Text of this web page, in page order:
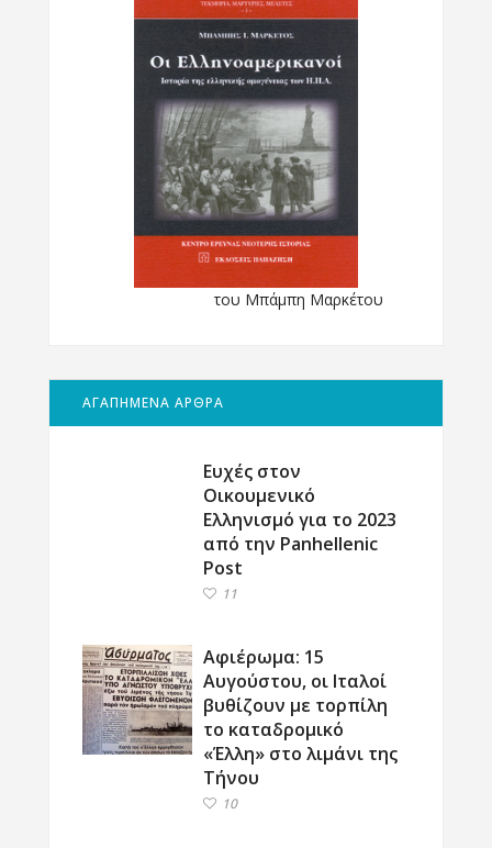
του Μπάμπη Μαρκέτου
ΑΓΑΠΗΜΕΝΑ ΑΡΘΡΑ
Ευχές στον
Οικουμενικό
Ελληνισμό για το 2023
από την Panhellenic
Post
11
Αφιέρωμα: 15
Αυγούστου, οι Ιταλοί
βυθίζουν με τορπίλη
το καταδρομικό
«Έλλη» στο λιμάνι της
Τήνου
10